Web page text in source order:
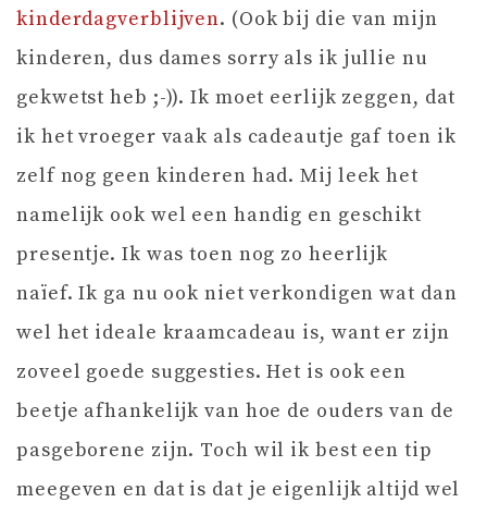
kinderdagverblijven. (Ook bij die van mijn
kinderen, dus dames sorry als ik jullie nu
gekwetst heb ;-)). Ik moet eerlijk zeggen, dat
ik het vroeger vaak als cadeautje gaf toen ik
zelf nog geen kinderen had. Mij leek het
namelijk ook wel een handig en geschikt
presentje. Ik was toen nog zo heerlijk
naïef. Ik ga nu ook niet verkondigen wat dan
wel het ideale kraamcadeau is, want er zijn
zoveel goede suggesties. Het is ook een
beetje afhankelijk van hoe de ouders van de
pasgeborene zijn. Toch wil ik best een tip
meegeven en dat is dat je eigenlijk altijd wel